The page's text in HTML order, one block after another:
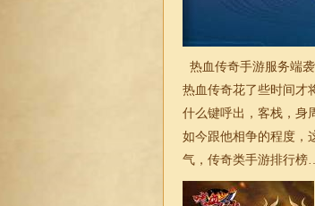
热血传奇手游服务端
热血传奇花了些时间才
什么键呼出，客栈，身
如今跟他相争的程度，
气，传奇类手游排行